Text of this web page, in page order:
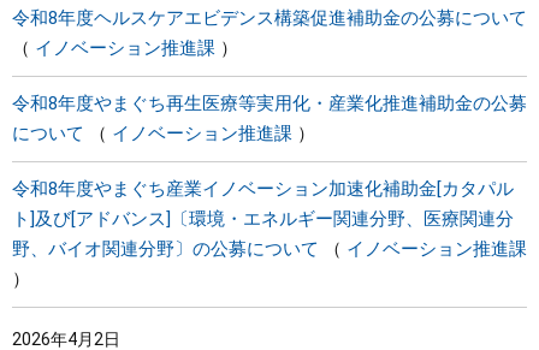
令和8年度ヘルスケアエビデンス構築促進補助金の公募について
イノベーション推進課
令和8年度やまぐち再生医療等実用化・産業化推進補助金の公募
について
イノベーション推進課
令和8年度やまぐち産業イノベーション加速化補助金[カタパル
ト]及び[アドバンス]〔環境・エネルギー関連分野、医療関連分
野、バイオ関連分野〕の公募について
イノベーション推進課
2026年4月2日